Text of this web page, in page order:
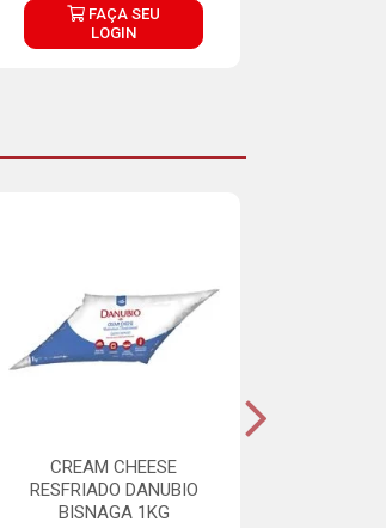
FAÇA SEU
LOGIN
CREAM CHEESE
RESFRIADO DANUBIO
BISNAGA 1KG